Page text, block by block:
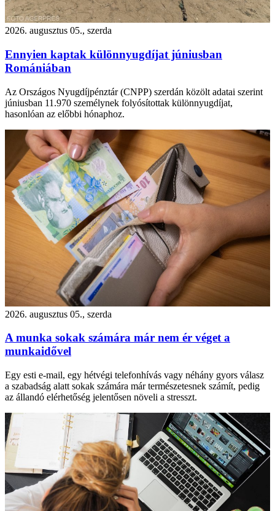
2026. augusztus 05., szerda
Ennyien kaptak különnyugdíjat júniusban
Romániában
Az Országos Nyugdíjpénztár (CNPP) szerdán közölt adatai szerint
júniusban 11.970 személynek folyósítottak különnyugdíjat,
hasonlóan az előbbi hónaphoz.
2026. augusztus 05., szerda
A munka sokak számára már nem ér véget a
munkaidővel
Egy esti e-mail, egy hétvégi telefonhívás vagy néhány gyors válasz
a szabadság alatt sokak számára már természetesnek számít, pedig
az állandó elérhetőség jelentősen növeli a stresszt.